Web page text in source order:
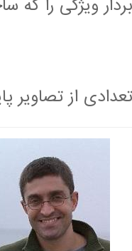
بردار ویژگی را که
تعدادی از تصاویر